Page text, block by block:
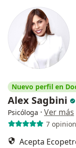
Nuevo perfil en
Alex Sagbini
Psicóloga · Ver más
7
Acepta